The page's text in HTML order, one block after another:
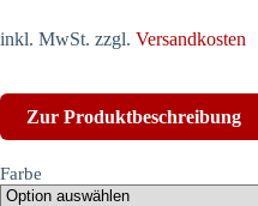
inkl. MwSt. zzgl. Versandkosten
Zur Produktbeschreibung
Farbe